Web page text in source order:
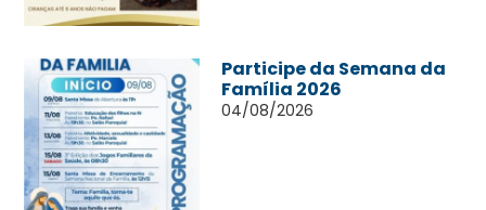
Participe da Semana da
Família 2026
04/08/2026